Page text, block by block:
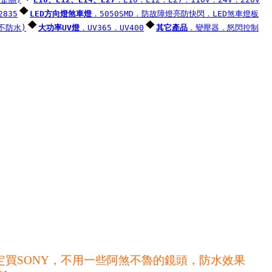
LED方向燈煞車燈 ．5050SMD ．防故障燈亮防快閃 ．LED煞車燈板
防水)
大功率UV燈 ．UV365 ．UV400 其它產品 ．變壓器 ．怒閃控制
SONY，不用一些阿煞不魯的鏡頭， 防水效果